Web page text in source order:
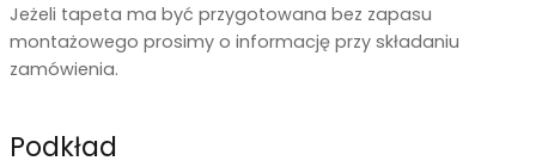
Jeżeli tapeta ma być przygotowana bez zapasu
montażowego prosimy o informację przy składaniu
zamówienia.
Podkład